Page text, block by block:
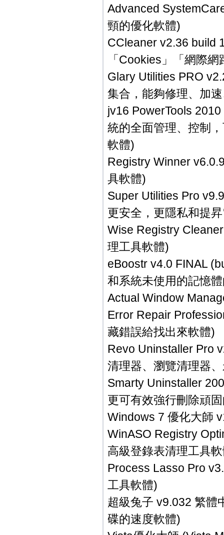
Advanced
頸的優化軟體)
CCleaner v2.36 build
「Cookies」「網際
Glary Utilities PRO
集合，能夠修理、加
jv16 PowerTools
統的全面管理、控制
軟體)
Registry Winner
具軟體)
Super Utilities Pro
更安全，更隱私和提
Wise Registry
理工具軟體)
eBoostr v4.0 FINAL
和系統未使用的記憶
Actual Window
Error Repair
藏錯誤給找出來軟體)
Revo Uninstaller Pro
清理器、瀏覽清理器
Smarty Uninstaller
更可有效強行刪除頑
Windows 7 優化大師
WinASO Registry
高級登錄表清理工具
Process Lasso Pro
工具軟體)
超級兔子 v9.032 繁體
碟的速度軟體)